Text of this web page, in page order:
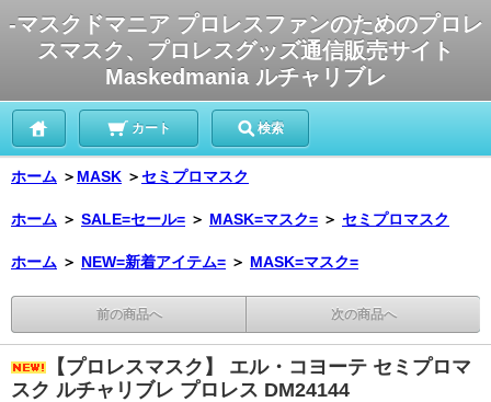
-マスクドマニア プロレスファンのためのプロレ
スマスク、プロレスグッズ通信販売サイト
Maskedmania ルチャリブレ
カート 検索
ホーム ＞ MASK ＞セミプロマスク
ホーム ＞ SALE=セール= ＞ MASK=マスク= ＞ セミプロマスク
ホーム ＞ NEW=新着アイテム= ＞ MASK=マスク=
前の商品へ 次の商品へ
【プロレスマスク】 エル・コヨーテ セミプロマ
スク ルチャリブレ プロレス DM24144